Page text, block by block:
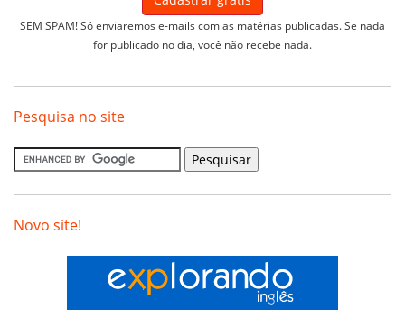
SEM SPAM! Só enviaremos e-mails com as matérias publicadas. Se nada
for publicado no dia, você não recebe nada.
Pesquisa no site
Novo site!